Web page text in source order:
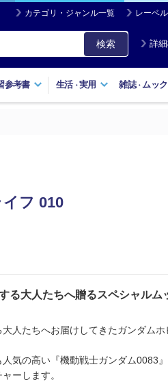
カテゴリ・ジャンル一覧 レーベ
検索 詳
参考書 生活・実用 雑誌・ ムック
フ 010
る大人たちへ贈るスペシャルム
人たちへお届けしてきたガンダム
気の高い『機動戦士ガンダム0083
ーします。